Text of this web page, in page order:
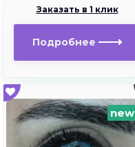
Заказать в 1 клик
Подробнее
new